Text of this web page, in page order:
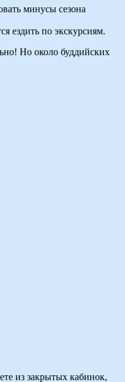
минусы сезона
ездить по экскурсиям.
Но около буддийских
из закрытых кабинок,